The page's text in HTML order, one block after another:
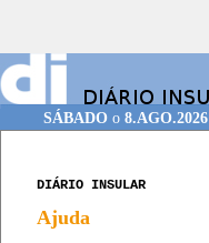
SÁBADOo 8.AGO.2026
DIÁRIO INSULAR
Ajuda